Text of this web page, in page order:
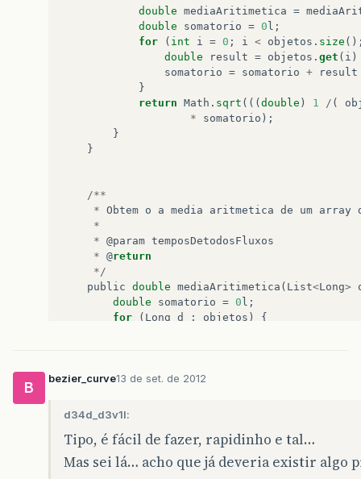
double mediaAritimetica =
double
somatorio = 0l ;
for
( int i = 0 ; i < objetos . size
double
result = objetos . get ( i )
somatorio = somatorio +
result
}
return Math . sqrt (((double ) 1 / (
*
somatorio );
}
}
/**
* Obtem o a media aritmetica de um array
*
* @param temposDetodosFluxos
* @return
*/
public double mediaAritimetica ( List<Long>
double
somatorio = 0l ;
for
( Long d : objetos )
{
}
B
bezier_curve13 de set. de 2012
d34d_d3v1l:
Tipo, é fácil de fazer, rapidinho e tal…
Mas sei lá… acho que já deveria existir algo